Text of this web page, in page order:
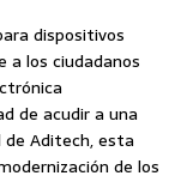
dispositivos
a los ciudadanos
de acudir a una
Aditech, esta
de los